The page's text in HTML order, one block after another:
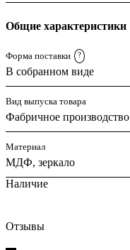
Общие характеристики
Форма поставки ?
В собранном виде
Вид выпуска товара
Фабричное производство
Материал
МДФ, зеркало
Наличие
Отзывы